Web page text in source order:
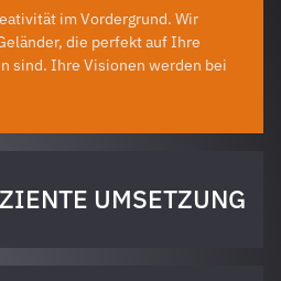
im Vordergrund. Wir
die perfekt auf Ihre
sind. Ihre Visionen werden bei
UMSETZUNG